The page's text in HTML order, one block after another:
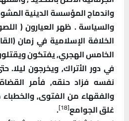
واندماج المؤسسة الدينية
والسياسة . ظهر العيارون (
الخلافة الإسلامية في زمان
الخامس الهجري, يفتكون
في دور الأتراك, ويخرجون ليلا.
نفسه فزاد حنقه, فأمر
والفقهاء من الفتوى,
غلق الجوامع[18]
.